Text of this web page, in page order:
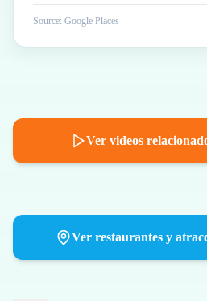
Source: Google Places
Ver videos
Ver restaurantes y